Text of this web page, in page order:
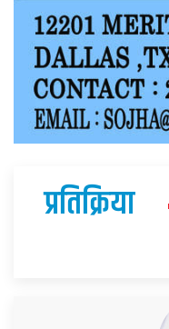
प्रतिक्रिया